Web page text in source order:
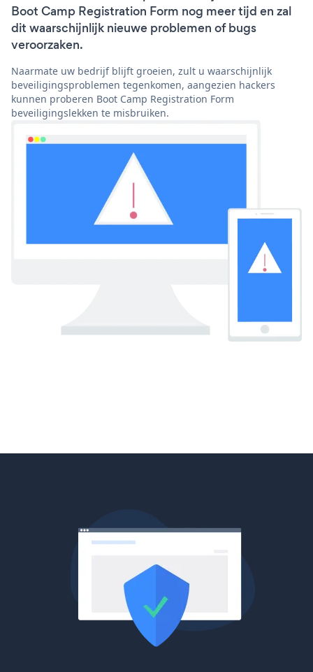
Boot Camp Registration Form nog meer tijd en zal
dit waarschijnlijk nieuwe problemen of bugs
veroorzaken.
Naarmate uw bedrijf blijft groeien, zult u waarschijnlijk
beveiligingsproblemen tegenkomen, aangezien hackers
kunnen proberen Boot Camp Registration Form
beveiligingslekken te misbruiken.